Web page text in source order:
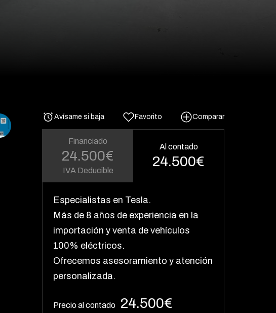
Avísame si baja Favorito Comparar
Financiado
24.500€
IVA Deducible
Al contado
24.500€
Especialistas en Tesla.
Más de 8 años de experiencia en la
importación y venta de vehículos
100% eléctricos.
Ofrecemos asesoramiento y atención
personalizada.
Precio al contado 24.500€